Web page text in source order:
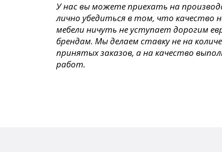
У нас вы можете приехать на
лично убедиться в том, что качество
мебели ничуть не уступает дорогим
брендам. Мы делаем ставку не на
принятых заказов, а на качество
работ.